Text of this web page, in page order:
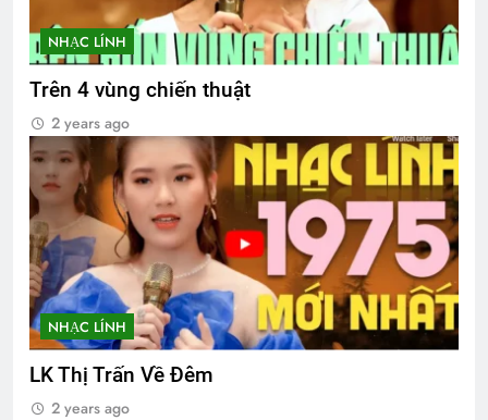
NHẠC LÍNH
Trên 4 vùng chiến thuật
2 years ago
NHẠC LÍNH
LK Thị Trấn Về Đêm
2 years ago